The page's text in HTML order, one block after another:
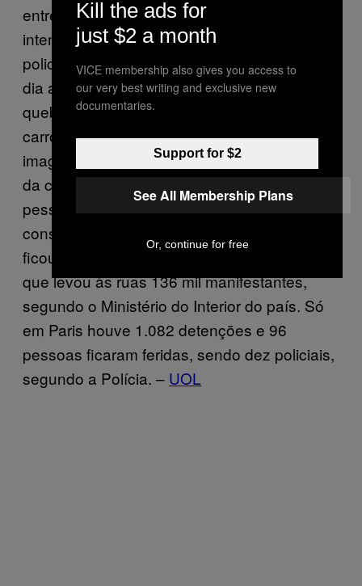
entre os rastros deixados pelo sábado
intenso de confrontos entre manifestantes e
policiais que tomaram a capital francesa no
dia anterior. Muros pichados, vitrines de lojas
quebradas, pontos de ônibus danificados e
carros e motos tombados eram algumas das
imagens que se espalhavam pelas calçadas
da cidade. Na véspera, um total de 1.723
pessoas foram detidas no quarto sábado
consecutivo de protestos do movimento que
ficou conhecido como “coletes amarelos”,
que levou às ruas 136 mil manifestantes,
segundo o Ministério do Interior do país. Só
em Paris houve 1.082 detenções e 96
pessoas ficaram feridas, sendo dez policiais,
segundo a Polícia. – UOL
Kill the ads for
just $2 a month
VICE membership also gives you access to
our very best writing and exclusive new
documentaries.
Support for $2
See All Membership Plans
Or, continue for free